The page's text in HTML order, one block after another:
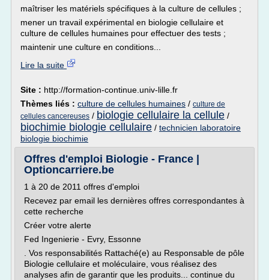
maîtriser les matériels spécifiques à la culture de cellules ;
mener un travail expérimental en biologie cellulaire et
culture de cellules humaines pour effectuer des tests ;
maintenir une culture en conditions...
Lire la suite
Site : http://formation-continue.univ-lille.fr
Thèmes liés : culture de cellules humaines / culture de
cellules cancereuses / biologie cellulaire la cellule /
biochimie biologie cellulaire / technicien laboratoire
biologie biochimie
Offres d'emploi Biologie - France |
Optioncarriere.be
1 à 20 de 2011 offres d'emploi
Recevez par email les dernières offres correspondantes à
cette recherche
Créer votre alerte
Fed Ingenierie - Evry, Essonne
. Vos responsabilités Rattaché(e) au Responsable de pôle
Biologie cellulaire et moléculaire, vous réalisez des
analyses afin de garantir que les produits... continue du